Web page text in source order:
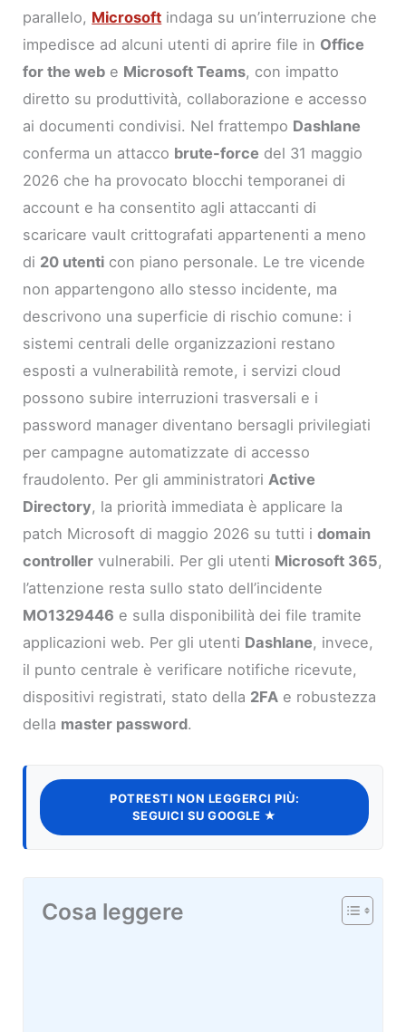
parallelo, Microsoft indaga su un’interruzione che
impedisce ad alcuni utenti di aprire file in Office
for the web e Microsoft Teams, con impatto
diretto su produttività, collaborazione e accesso
ai documenti condivisi. Nel frattempo Dashlane
conferma un attacco brute-force del 31 maggio
2026 che ha provocato blocchi temporanei di
account e ha consentito agli attaccanti di
scaricare vault crittografati appartenenti a meno
di 20 utenti con piano personale. Le tre vicende
non appartengono allo stesso incidente, ma
descrivono una superficie di rischio comune: i
sistemi centrali delle organizzazioni restano
esposti a vulnerabilità remote, i servizi cloud
possono subire interruzioni trasversali e i
password manager diventano bersagli privilegiati
per campagne automatizzate di accesso
fraudolento. Per gli amministratori Active
Directory, la priorità immediata è applicare la
patch Microsoft di maggio 2026 su tutti idomain
controller vulnerabili. Per gli utenti Microsoft 365,
l’attenzione resta sullo stato dell’incidente
MO1329446 e sulla disponibilità dei file tramite
applicazioni web. Per gli utenti Dashlane, invece,
il punto centrale è verificare notifiche ricevute,
dispositivi registrati, stato della 2FA e robustezza
della master password.
POTRESTI NON LEGGERCI PIÙ:
SEGUICI SU GOOGLE ★
Cosa leggere